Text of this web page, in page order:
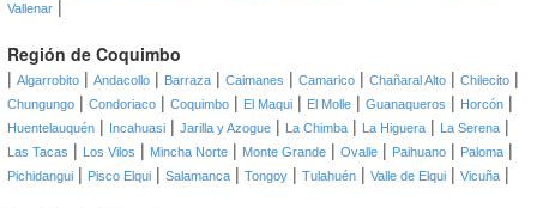
Vallenar |
Región de Coquimbo
| Algarrobito | Andacollo | Barraza | Caimanes | Camarico | Chañaral Alto | Chilecito |
Chungungo | Condoriaco | Coquimbo | El Maqui | El Molle | Guanaqueros | Horcón |
Huentelauquén | Incahuasi | Jarilla y Azogue | La Chimba | La Higuera | La Serena |
Las Tacas | Los Vilos | Mincha Norte | Monte Grande | Ovalle | Paihuano | Paloma |
Pichidangui | Pisco Elqui | Salamanca | Tongoy | Tulahuén | Valle de Elqui | Vicuña |